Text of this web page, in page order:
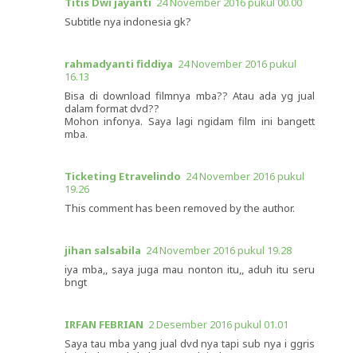
Subtitle nya indonesia gk?
rahmadyanti fiddiya 24 November 2016 pukul
16.13
Bisa di download filmnya mba?? Atau ada yg jual
dalam format dvd??
Mohon infonya. Saya lagi ngidam film ini bangett
mba.
Ticketing Etravelindo 24 November 2016 pukul
19.26
This comment has been removed by the author.
jihan salsabila 24 November 2016 pukul 19.28
iya mba,, saya juga mau nonton itu,, aduh itu seru
bngt
IRFAN FEBRIAN 2 Desember 2016 pukul 01.01
Saya tau mba yang jual dvd nya tapi sub nya i ggris